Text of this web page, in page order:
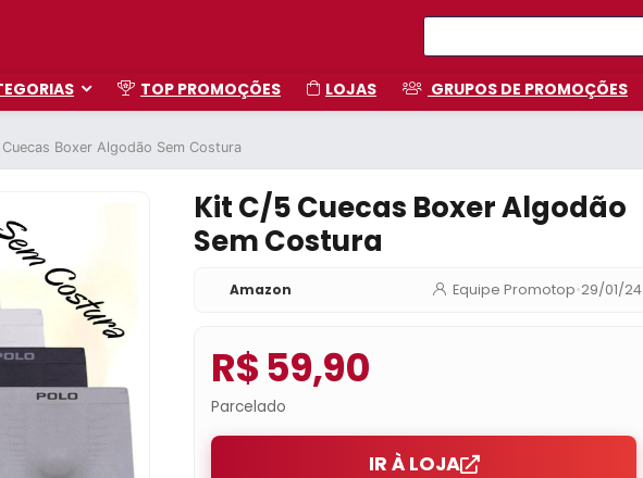
TOP PROMOÇÕES LOJAS GRUPOS DE PROMOÇÕES
Boxer Algodão Sem Costura
Kit C/5 Cuecas Boxer Algodão
Sem Costura
Amazon Equipe Promotop•29/01/24
R$ 59,90
Parcelado
IR À LOJA